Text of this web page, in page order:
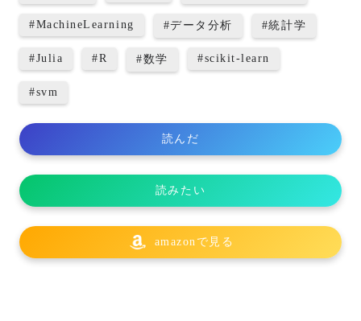
#MachineLearning #データ分析 #統計学
#Julia #R #数学 #scikit-learn
#svm
読んだ
読みたい
amazonで見る